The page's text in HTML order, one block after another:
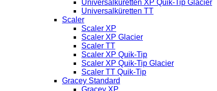
Universalküretten XP Quik-Tip Glacier
Universalküretten TT
Scaler
Scaler XP
Scaler XP Glacier
Scaler TT
Scaler XP Quik-Tip
Scaler XP Quik-Tip Glacier
Scaler TT Quik-Tip
Gracey Standard
Gracey XP